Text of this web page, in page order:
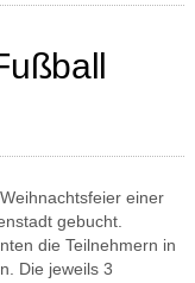
einer
gebucht.
die Teilnehmern in
Die jeweils 3